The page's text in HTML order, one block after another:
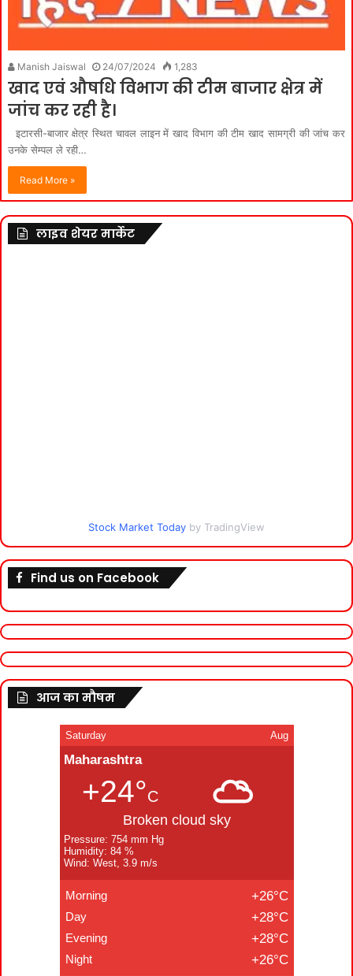
Manish Jaiswal 24/07/2024 1,283
खाद एवं औषधि विभाग की टीम बाजार क्षेत्र में
जांच कर रही है।
इटारसी-बाजार क्षेत्र स्थित चावल लाइन में खाद विभाग की टीम खाद सामग्री की जांच कर
उनके सेम्पल ले रही…
Read More »
लाइव शेयर मार्केट
Stock Market Today by TradingView
Find us on Facebook
आज का मौषम
Saturday Aug
Maharashtra
+24°C
Broken cloud sky
Pressure: 754 mm Hg
Humidity: 84 %
Wind: West, 3.9 m/s
Morning +26°C
Day +28°C
Evening +28°C
Night +26°C